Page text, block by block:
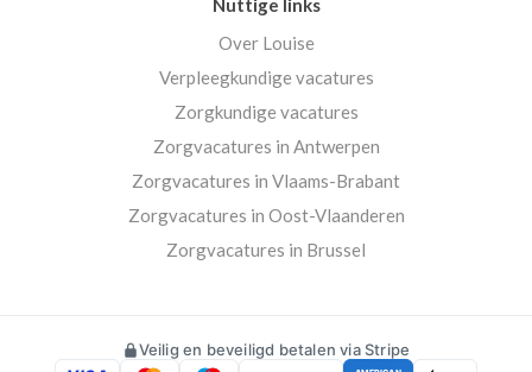
Nuttige links
Over Louise
Verpleegkundige vacatures
Zorgkundige vacatures
Zorgvacatures in Antwerpen
Zorgvacatures in Vlaams-Brabant
Zorgvacatures in Oost-Vlaanderen
Zorgvacatures in Brussel
Veilig en beveiligd betalen via Stripe